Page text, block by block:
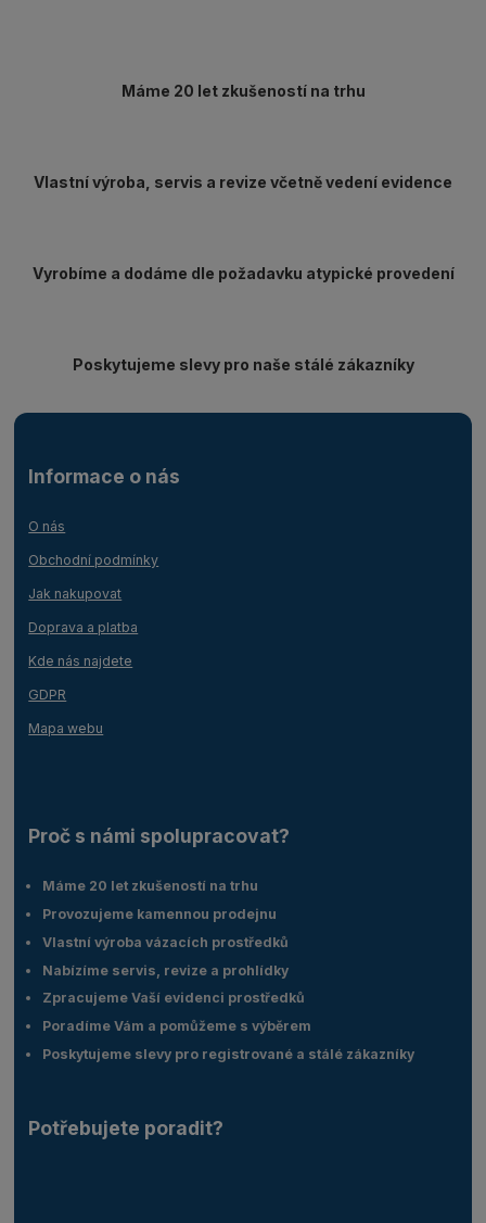
Máme 20 let zkušeností na trhu
Vlastní výroba, servis a revize včetně vedení evidence
Vyrobíme a dodáme dle požadavku atypické provedení
Poskytujeme slevy pro naše stálé zákazníky
Informace o nás
O nás
Obchodní podmínky
Jak nakupovat
Doprava a platba
Kde nás najdete
GDPR
Mapa webu
Proč s námi spolupracovat?
Máme 20 let zkušeností na trhu
Provozujeme kamennou prodejnu
Vlastní výroba vázacích prostředků
Nabízíme servis, revize a prohlídky
Zpracujeme Vaší evidenci prostředků
Poradíme Vám a pomůžeme s výběrem
Poskytujeme slevy pro registrované a stálé zákazníky
Potřebujete poradit?